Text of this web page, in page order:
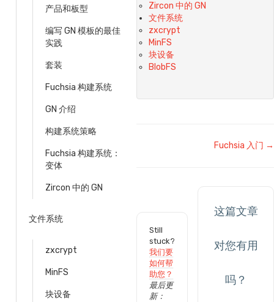
产品和板型
编写 GN 模板的最佳
实践
套装
Fuchsia 构建系统
GN 介绍
构建系统策略
Fuchsia 构建系统：
变体
Zircon 中的 GN
文件系统
zxcrypt
MinFS
块设备
Zircon 中的 GN
文件系统
zxcrypt
MinFS
块设备
BlobFS
Fuchsia 入门 →
Still
stuck?
我们要
如何帮
助您？
最后更
新：
这篇文章
对您有用
吗？